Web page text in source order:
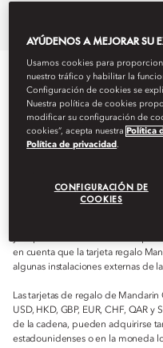
Al comprar una tarjeta regalo
contrato de compraventa de
sujeto a las siguientes
en cuenta que la tarjeta regalo
algunas instalaciones externas de
Las tarjetas de regalo de
USD, HKD, GBP, EUR, CHF, QAR
de la cadena, pueden adquirirse
estadounidenses o en la moneda
AYÚDENOS A MEJORAR SU
Usamos cookies para
nuestro tráfico y habilitar la
Configuración de cookies se
Nuestra política de cookies
modificar su configuración de
cookies”, acepta nuestra Política
Política de privacidad .
CONFIGURACIÓN DE
COOKIES